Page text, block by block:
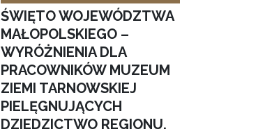
ŚWIĘTO WOJEWÓDZTWA
MAŁOPOLSKIEGO –
WYRÓŻNIENIA DLA
PRACOWNIKÓW MUZEUM
ZIEMI TARNOWSKIEJ
PIELĘGNUJĄCYCH
DZIEDZICTWO REGIONU.